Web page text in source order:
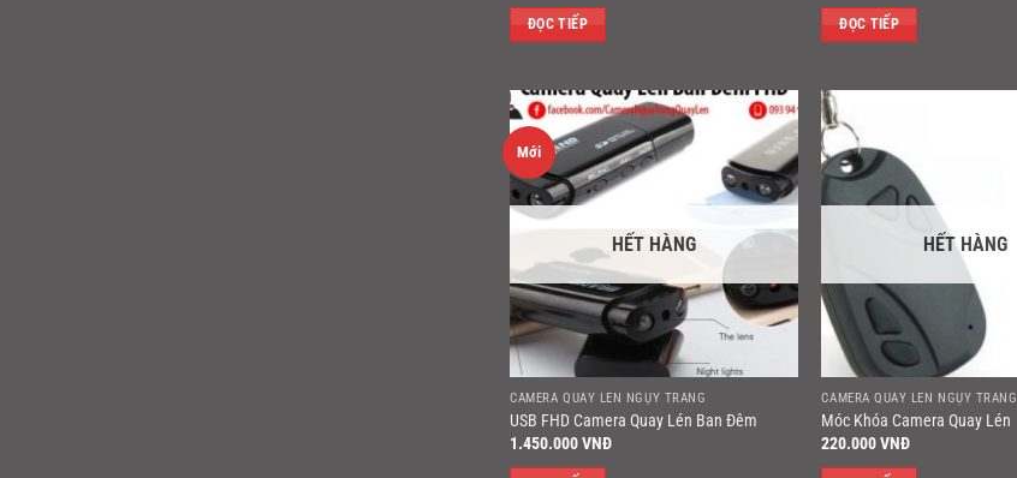
ĐỌC TIẾP ĐỌC TIẾP
Mới
HẾT HÀNG
CAMERA QUAY LÉN NGỤY TRANG
USB FHD Camera Quay Lén Ban Đêm
1.450.000VNĐ
HẾT HÀNG
CAMERA QUAY LÉN NGỤY TRANG
Móc Khóa Camera Quay Lén
220.000VNĐ